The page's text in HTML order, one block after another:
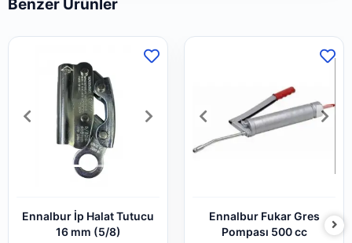
Benzer Ürünler
Ennalbur İp Halat Tutucu
16 mm (5/8)
Ennalbur Fukar Gres
Pompası 500 cc